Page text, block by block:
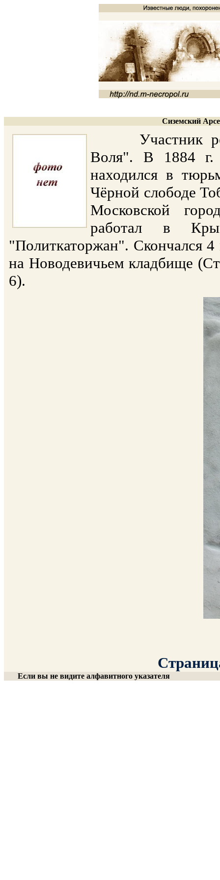
Сиземский
Участник
Воля". В 1884 г.
находился в
Чёрной слободе
Московской
работал в
"Политкаторжан". Скончался
на Новодевичьем кладбище
6).
Если вы не видите алфавитного указателя